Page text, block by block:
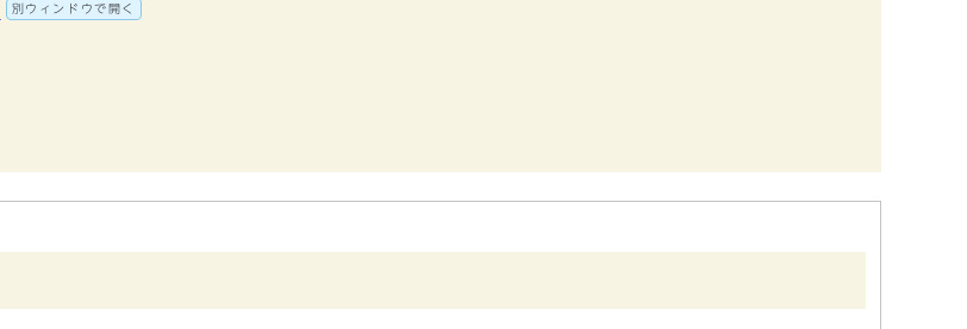
別ウィンドウで開く